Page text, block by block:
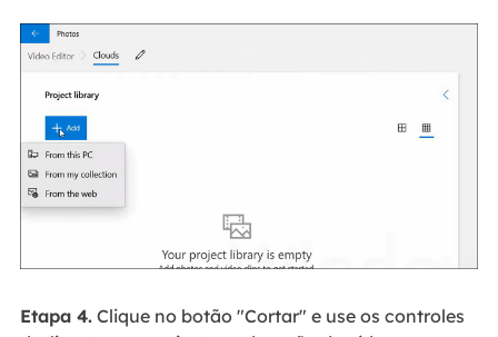
Etapa 4.Clique no botão "Cortar" e use os controles